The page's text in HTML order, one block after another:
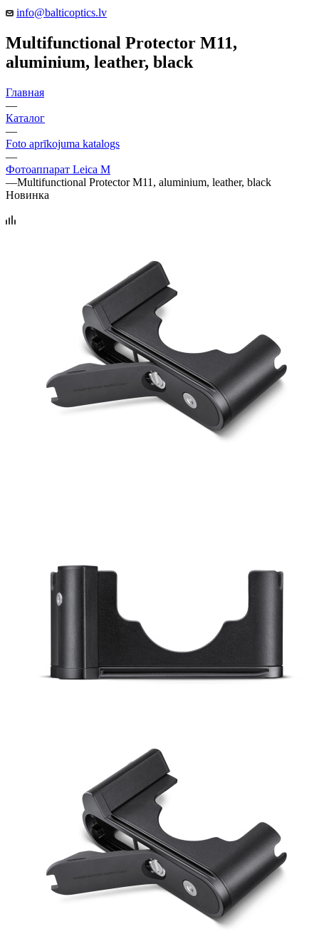
info@balticoptics.lv
Multifunctional Protector M11,
aluminium, leather, black
Главная
—
Каталог
—
Foto aprīkojuma katalogs
—
Фотоаппарат Leica M
—Multifunctional Protector M11, aluminium, leather, black
Новинка